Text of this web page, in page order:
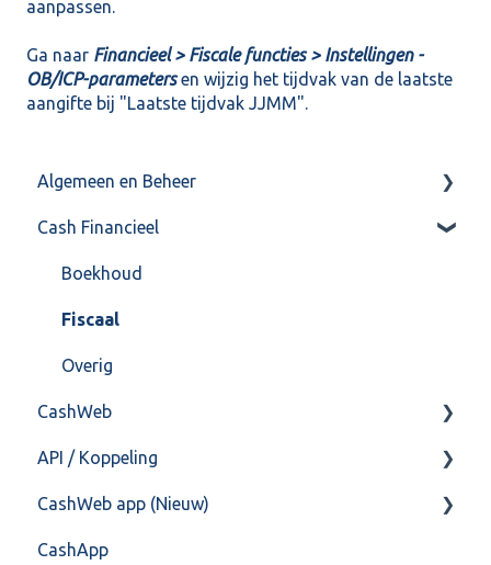
aanpassen.
Ga naar Financieel > Fiscale functies > Instellingen -
OB/ICP-parametersen wijzig het tijdvak van de laatste
aangifte bij "Laatste tijdvak JJMM".
Algemeen en Beheer
Bank(koppeling)
Import/Export
Postbus
Training & Consultancy
Overig
Cash Financieel
Boekhoud
Fiscaal
Overig
CashWeb
CashHero Layout
Mailen vanuit CASHWeb
Algemeen gebruik
API / Koppeling
Algemeen
Api 3.0 (SOAP API)
CashWeb app (Nieuw)
Veel gestelde vragen
CashApp